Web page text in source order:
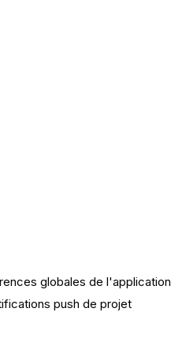
globales de l'application
push de projet